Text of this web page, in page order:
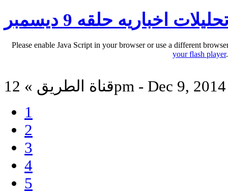
اخباريه حلقه 9 ديسمبر
Please enable Java Script in your browser or use a different
your flash player.
قناة الطريق » 12pm - Dec 9, 2014
1
2
3
4
5